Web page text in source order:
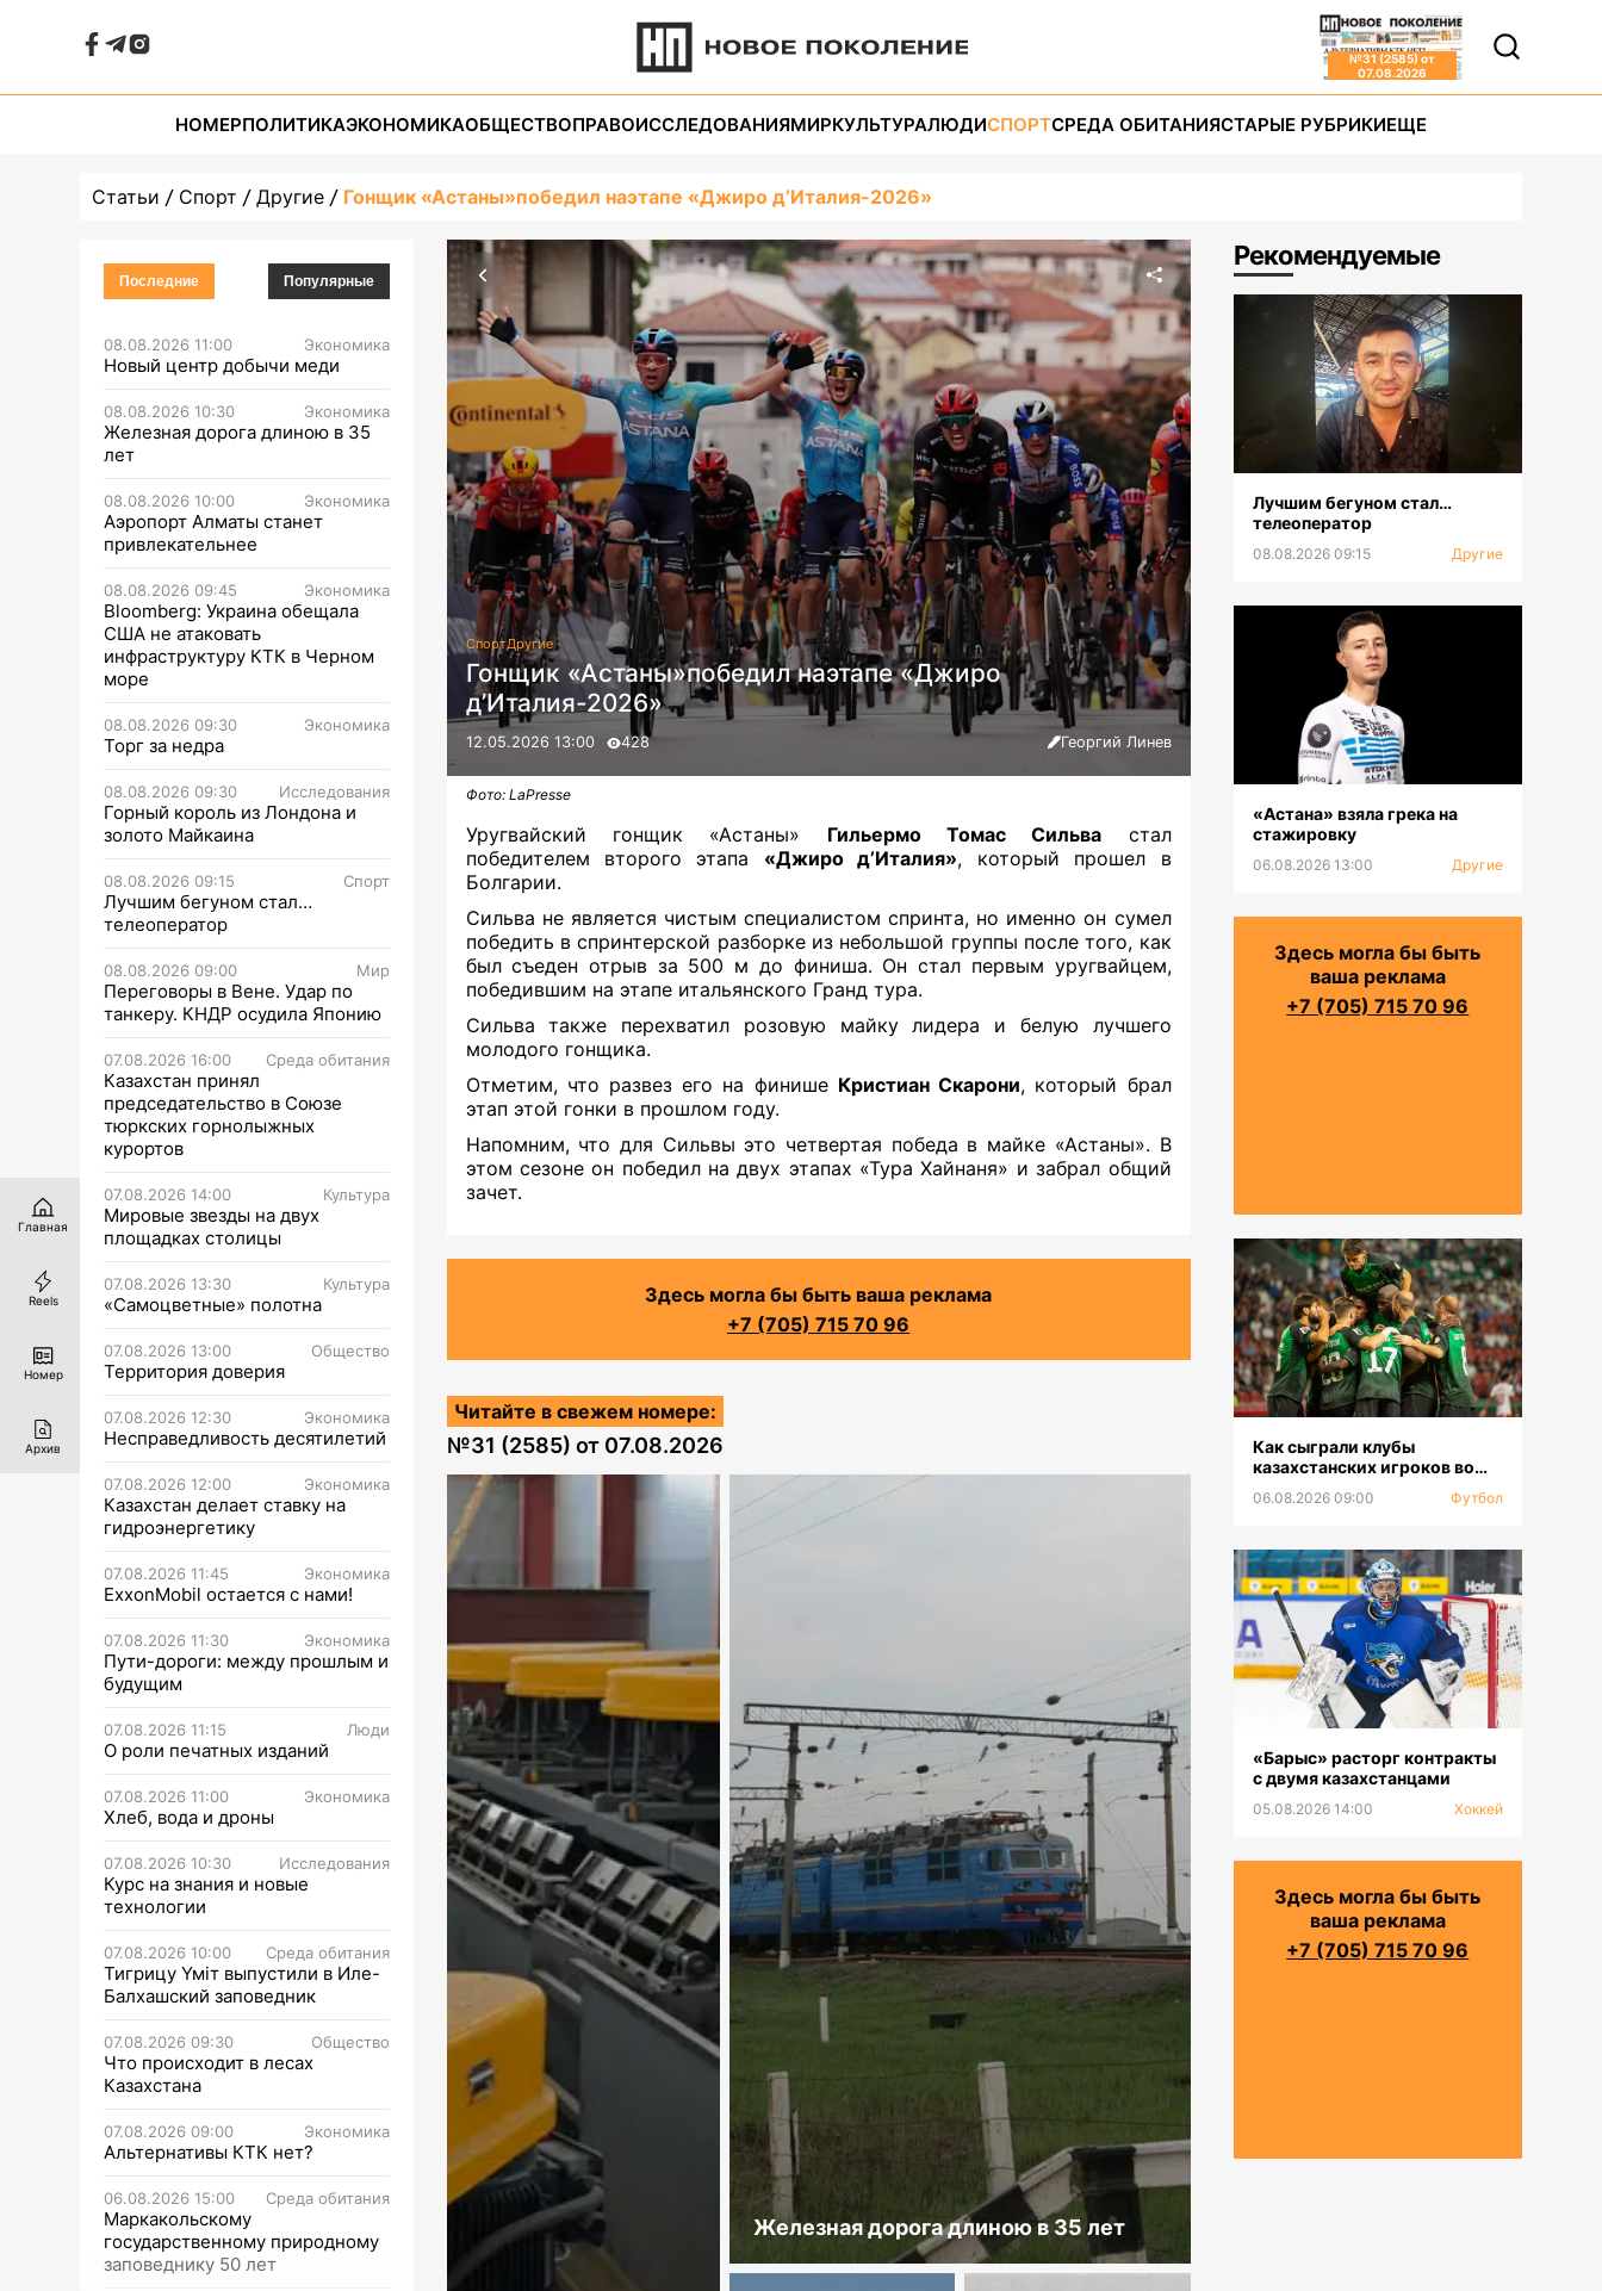
№31 (2585) от
07.08.2026
НОМЕРПОЛИТИКАЭКОНОМИКАОБЩЕСТВОПРАВОИССЛЕДОВАНИЯМИРКУЛЬТУРАЛЮДИСПОРТСРЕДА ОБИТАНИЯСТАРЫЕ РУБРИКИЕЩЕ
Статьи Спорт Другие Гонщик «Астаны»победил наэтапе «Джиро д’Италия-2026»
Последние Популярные
08.08.2026 11:00 Экономика
Новый центр добычи меди
08.08.2026 10:30 Экономика
Железная дорога длиною в 35
лет
08.08.2026 10:00 Экономика
Аэропорт Алматы станет
привлекательнее
08.08.2026 09:45 Экономика
Bloomberg: Украина обещала
США не атаковать
инфраструктуру КТК в Черном
море
08.08.2026 09:30 Экономика
Торг за недра
08.08.2026 09:30 Исследования
Горный король из Лондона и
золото Майкаина
08.08.2026 09:15 Спорт
Лучшим бегуном стал…
телеоператор
08.08.2026 09:00 Мир
Переговоры в Вене. Удар по
танкеру. КНДР осудила Японию
07.08.2026 16:00 Среда обитания
Казахстан принял
председательство в Союзе
тюркских горнолыжных
курортов
07.08.2026 14:00 Культура
Мировые звезды на двух
площадках столицы
07.08.2026 13:30 Культура
«Самоцветные» полотна
07.08.2026 13:00 Общество
Территория доверия
07.08.2026 12:30 Экономика
Несправедливость десятилетий
07.08.2026 12:00 Экономика
Казахстан делает ставку на
гидроэнергетику
07.08.2026 11:45 Экономика
ExxonMobil остается с нами!
07.08.2026 11:30 Экономика
Пути-дороги: между прошлым и
будущим
07.08.2026 11:15 Люди
О роли печатных изданий
07.08.2026 11:00 Экономика
Хлеб, вода и дроны
07.08.2026 10:30 Исследования
Курс на знания и новые
технологии
07.08.2026 10:00 Среда обитания
Тигрицу Үміт выпустили в Иле-
Балхашский заповедник
07.08.2026 09:30 Общество
Что происходит в лесах
Казахстана
07.08.2026 09:00 Экономика
Альтернативы КТК нет?
06.08.2026 15:00 Среда обитания
Маркакольскому
государственному природному
заповеднику 50 лет
СпортДругие
Гонщик «Астаны»победил наэтапе «Джиро
д’Италия-2026»
12.05.2026 13:00 428 Георгий Линев
Фото: LaPresse
Уругвайский гонщик «Астаны» Гильермо Томас Сильва стал
победителем второго этапа «Джиро д’Италия», который прошел в
Болгарии.
Сильва не является чистым специалистом спринта, но именно он сумел
победить в спринтерской разборке из небольшой группы после того, как
был съеден отрыв за 500 м до финиша. Он стал первым уругвайцем,
победившим на этапе итальянского Гранд тура.
Сильва также перехватил розовую майку лидера и белую лучшего
молодого гонщика.
Отметим, что развез его на финише Кристиан Скарони, который брал
этап этой гонки в прошлом году.
Напомним, что для Сильвы это четвертая победа в майке «Астаны». В
этом сезоне он победил на двух этапах «Тура Хайнаня» и забрал общий
зачет.
Здесь могла бы быть ваша реклама
+7 (705) 715 70 96
Читайте в свежем номере:
№31 (2585) от 07.08.2026
Железная дорога длиною в 35 лет
Рекомендуемые
Лучшим бегуном стал…
телеоператор
08.08.2026 09:15 Другие
«Астана» взяла грека на
стажировку
06.08.2026 13:00 Другие
Здесь могла бы быть
ваша реклама
+7 (705) 715 70 96
Как сыграли клубы
казахстанских игроков во
06.08.2026 09:00 Футбол
«Барыс» расторг контракты
с двумя казахстанцами
05.08.2026 14:00 Хоккей
Здесь могла бы быть
ваша реклама
+7 (705) 715 70 96
Главная
Reels
Номер
Архив